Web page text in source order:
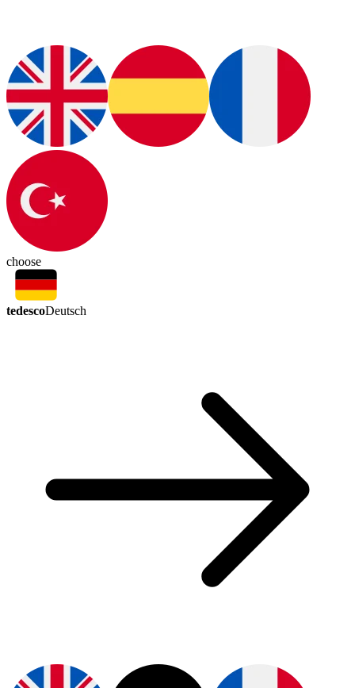
choose
tedescoDeutsch